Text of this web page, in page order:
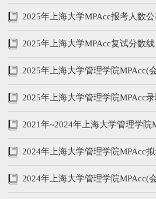
试参考书、分数线
2025年上海大学MPAcc报考人数
2025年上海大学MPAcc复试分数
书
2025年上海大学管理学院MPAcc(
205/96/48
2025年上海大学管理学院MPAcc
2021年~2024年上海大学管理学院
线、学费学制、复试内容）
2024年上海大学管理学院MPAcc
析
2024年上海大学管理学院MPAcc(